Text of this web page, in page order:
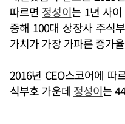
따르면 정성이는 1년 사
증해 100대 상장사 주식
가치가 가장 가파른 증가
2016년 CEO스코어에 따
식부호 가운데 정성이는